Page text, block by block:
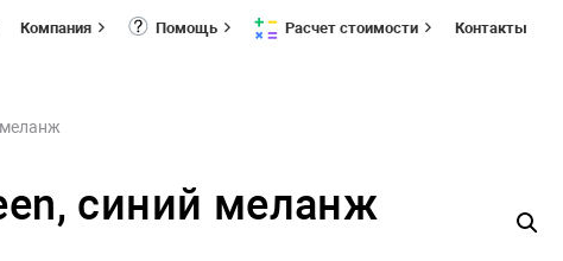
Компания Помощь Расчет стоимости Контакты
меланж
синий меланж